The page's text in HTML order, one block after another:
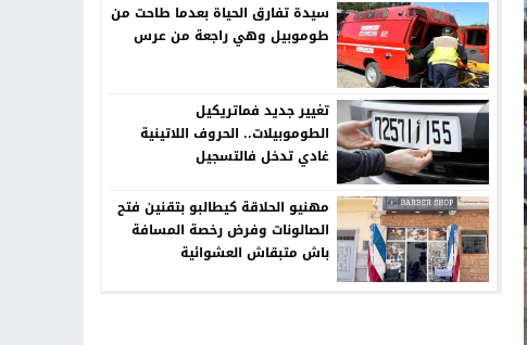
سيدة تفارق الحياة بعدما طاحت من
طوموبيل وهي راجعة من عرس
تغيير جديد فماتريكيل
الطوموبيلات.. الحروف اللاتينية
غادي تدخل فالتسجيل
مهنيو الحلاقة كيطالبو بتقنين فتح
الصالونات وفرض رخصة المسافة
باش متبقاش العشوائية